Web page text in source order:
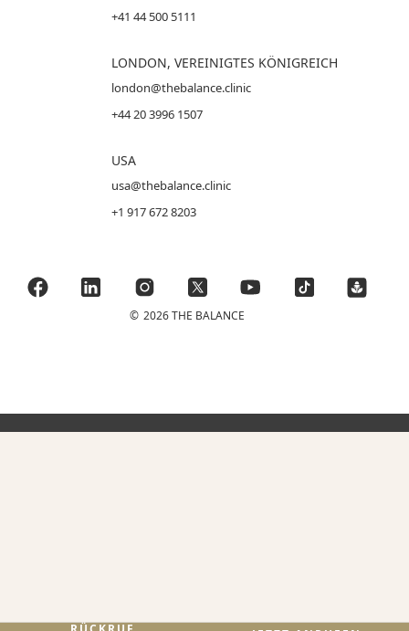
+41 44 500 5111
LONDON, VEREINIGTES KÖNIGREICH
london@thebalance.clinic
+44 20 3996 1507
USA
usa@thebalance.clinic
+1 917 672 8203
© 2026 THE BALANCE